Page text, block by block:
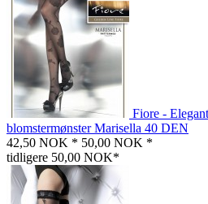
Fiore -
blomstermønster Marisella 40 DEN
42,50 NOK * 50,00 NOK *
tidligere 50,00 NOK*